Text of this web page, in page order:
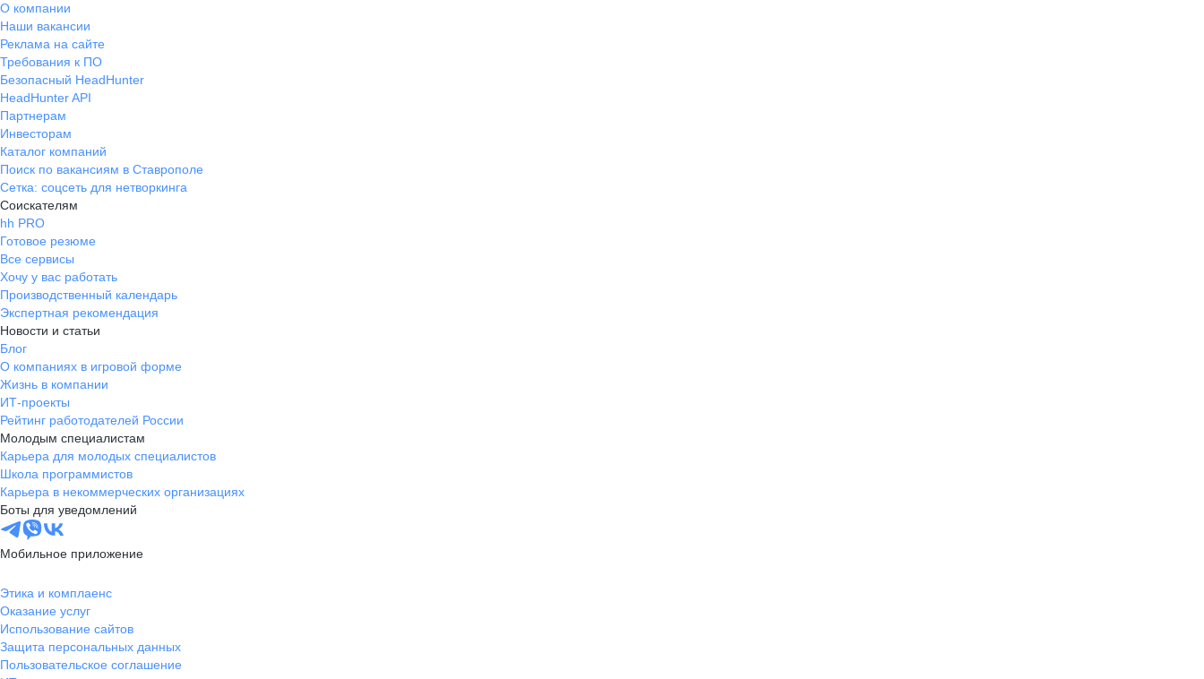
О компании
Наши вакансии
Реклама на сайте
Требования к ПО
Безопасный HeadHunter
HeadHunter API
Партнерам
Инвесторам
Каталог компаний
Поиск по вакансиям в Ставрополе
Сетка: соцсеть для нетворкинга
Соискателям
hh PRO
Готовое резюме
Все сервисы
Хочу у вас работать
Производственный календарь
Экспертная рекомендация
Новости и статьи
Блог
О компаниях в игровой форме
Жизнь в компании
ИТ-проекты
Рейтинг работодателей России
Молодым специалистам
Карьера для молодых специалистов
Школа программистов
Карьера в некоммерческих организациях
Боты для уведомлений
Мобильное приложение
Этика и комплаенс
Оказание услуг
Использование сайтов
Защита персональных данных
Пользовательское соглашение